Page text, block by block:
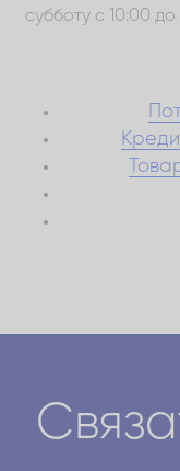
субботу с 10:00